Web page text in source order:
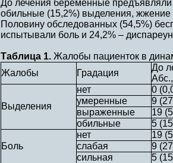
До лечения беременные
обильные (15,2%) выделения, жжение
Половину обследованных (54,5%)
испытывали боль и 24,2% –
Таблица 1. Жалобы пациенток в
Жалобы
Градация
До
Выделения
нет
0
умеренные
9
выраженные
19
обильные
5
Боль
нет
19
слабая
9
сильная
5